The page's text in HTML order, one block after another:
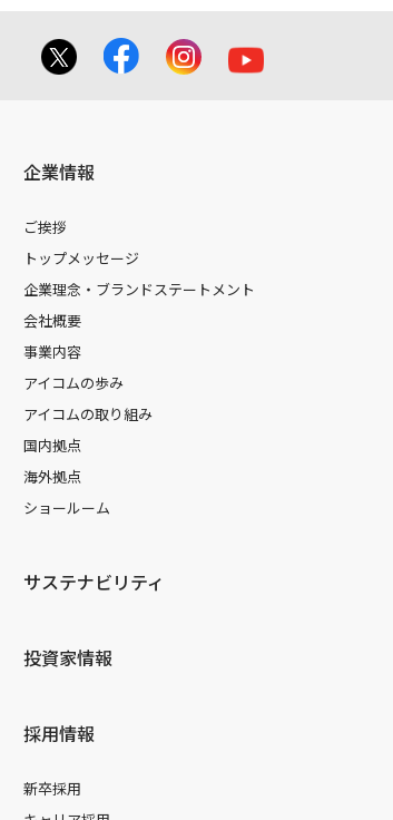
企業情報
ご挨拶
トップメッセージ
企業理念・ブランドステートメント
会社概要
事業内容
アイコムの歩み
アイコムの取り組み
国内拠点
海外拠点
ショールーム
サステナビリティ
投資家情報
採用情報
新卒採用